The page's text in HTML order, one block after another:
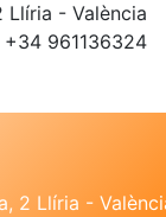
Llíria - València
+34 961136324
2 Llíria -